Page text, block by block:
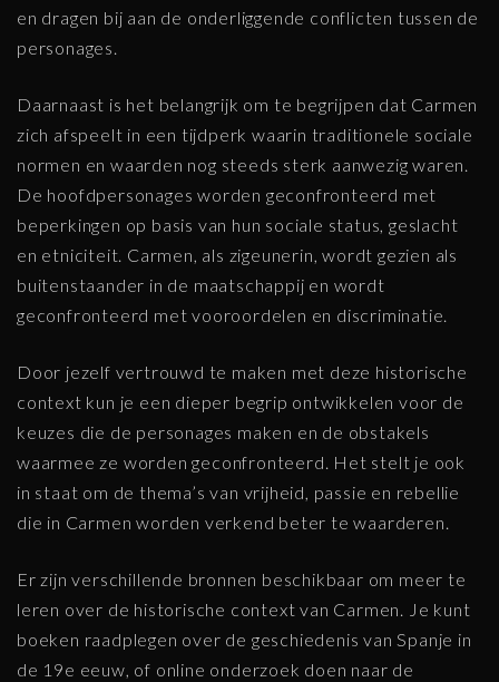
en dragen bij aan de onderliggende conflicten tussen de
personages.
Daarnaast is het belangrijk om te begrijpen dat Carmen
zich afspeelt in een tijdperk waarin traditionele sociale
normen en waarden nog steeds sterk aanwezig waren.
De hoofdpersonages worden geconfronteerd met
beperkingen op basis van hun sociale status, geslacht
en etniciteit. Carmen, als zigeunerin, wordt gezien als
buitenstaander in de maatschappij en wordt
geconfronteerd met vooroordelen en discriminatie.
Door jezelf vertrouwd te maken met deze historische
context kun je een dieper begrip ontwikkelen voor de
keuzes die de personages maken en de obstakels
waarmee ze worden geconfronteerd. Het stelt je ook
in staat om de thema’s van vrijheid, passie en rebellie
die in Carmen worden verkend beter te waarderen.
Er zijn verschillende bronnen beschikbaar om meer te
leren over de historische context van Carmen. Je kunt
boeken raadplegen over de geschiedenis van Spanje in
de 19e eeuw, of online onderzoek doen naar de